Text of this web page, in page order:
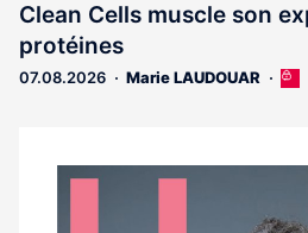
Clean Cells muscle son
protéines
07.08.2026 Marie LAUDOUAR
Cet
aux
Notre